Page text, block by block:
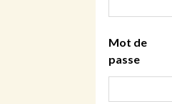
Mot de
passe